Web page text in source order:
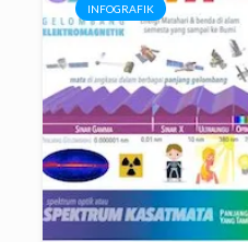
INFOGRAFIK